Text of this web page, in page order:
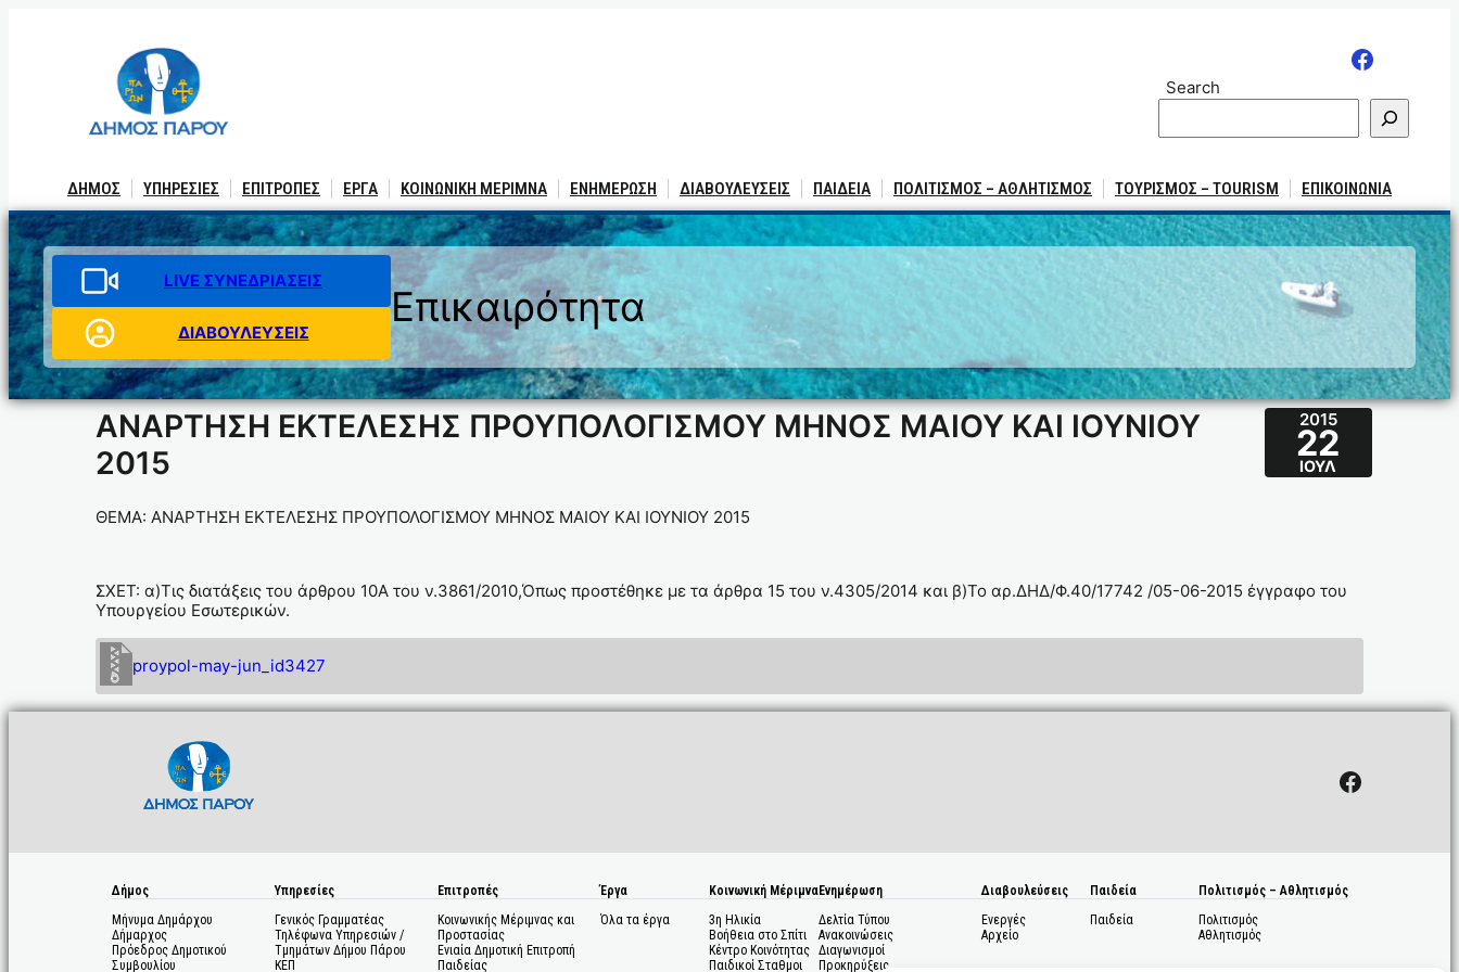
Search
ΔΗΜΟΣ ΥΠΗΡΕΣΙΕΣ ΕΠΙΤΡΟΠΕΣ ΕΡΓΑ ΚΟΙΝΩΝΙΚΗ ΜΕΡΙΜΝΑ ΕΝΗΜΕΡΩΣΗ ΔΙΑΒΟΥΛΕΥΣΕΙΣ ΠΑΙΔΕΙΑ ΠΟΛΙΤΙΣΜΟΣ – ΑΘΛΗΤΙΣΜΟΣ ΤΟΥΡΙΣΜΟΣ – TOURISM ΕΠΙΚΟΙΝΩΝΙΑ
LIVE ΣΥΝΕΔΡΙΑΣΕΙΣ
ΔΙΑΒΟΥΛΕΥΣΕΙΣ
Επικαιρότητα
ΑΝΑΡΤΗΣΗ ΕΚΤΕΛΕΣΗΣ ΠΡΟΥΠΟΛΟΓΙΣΜΟΥ MHNOΣ ΜΑΙΟΥ ΚΑΙ ΙΟΥΝΙΟΥ
2015
2015
22
ΙΟΎΛ
ΘΕΜΑ: ΑΝΑΡΤΗΣΗ ΕΚΤΕΛΕΣΗΣ ΠΡΟΥΠΟΛΟΓΙΣΜΟΥ MHNOΣ ΜΑΙΟΥ ΚΑΙ ΙΟΥΝΙΟΥ 2015
ΣΧΕΤ: α)Τις διατάξεις του άρθρου 10Α του ν.3861/2010,Όπως προστέθηκε με τα άρθρα 15 του ν.4305/2014 και β)Το αρ.ΔΗΔ/Φ.40/17742 /05-06-2015 έγγραφο του
Υπουργείου Εσωτερικών.
proypol-may-jun_id3427
Facebook
Δήμος
Μήνυμα Δημάρχου
Δήμαρχος
Πρόεδρος Δημοτικού
Συμβουλίου
Υπηρεσίες
Γενικός Γραμματέας
Τηλέφωνα Υπηρεσιών /
Τμημάτων Δήμου Πάρου
ΚΕΠ
Επιτροπές
Κοινωνικής Μέριμνας και
Προστασίας
Ενιαία Δημοτική Επιτροπή
Παιδείας
Έργα
Όλα τα έργα
Κοινωνική Μέριμνα
3η Ηλικία
Βοήθεια στο Σπίτι
Κέντρο Κοινότητας
Παιδικοί Σταθμοι
Ενημέρωση
Δελτία Τύπου
Ανακοινώσεις
Διαγωνισμοί
Προκηρύξεις
Διαβουλεύσεις
Ενεργές
Αρχείο
Παιδεία
Παιδεία
Πολιτισμός – Αθλητισμός
Πολιτισμός
Αθλητισμός